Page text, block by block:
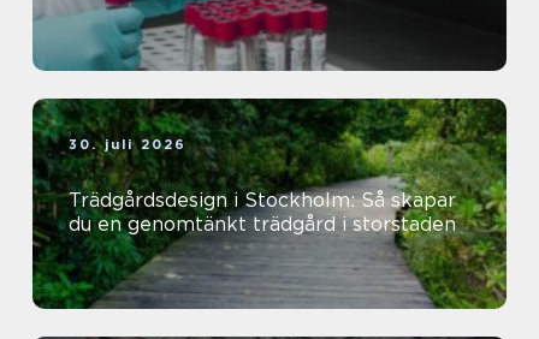
30. juli 2026
Trädgårdsdesign i Stockholm: Så skapar
du en genomtänkt trädgård i storstaden